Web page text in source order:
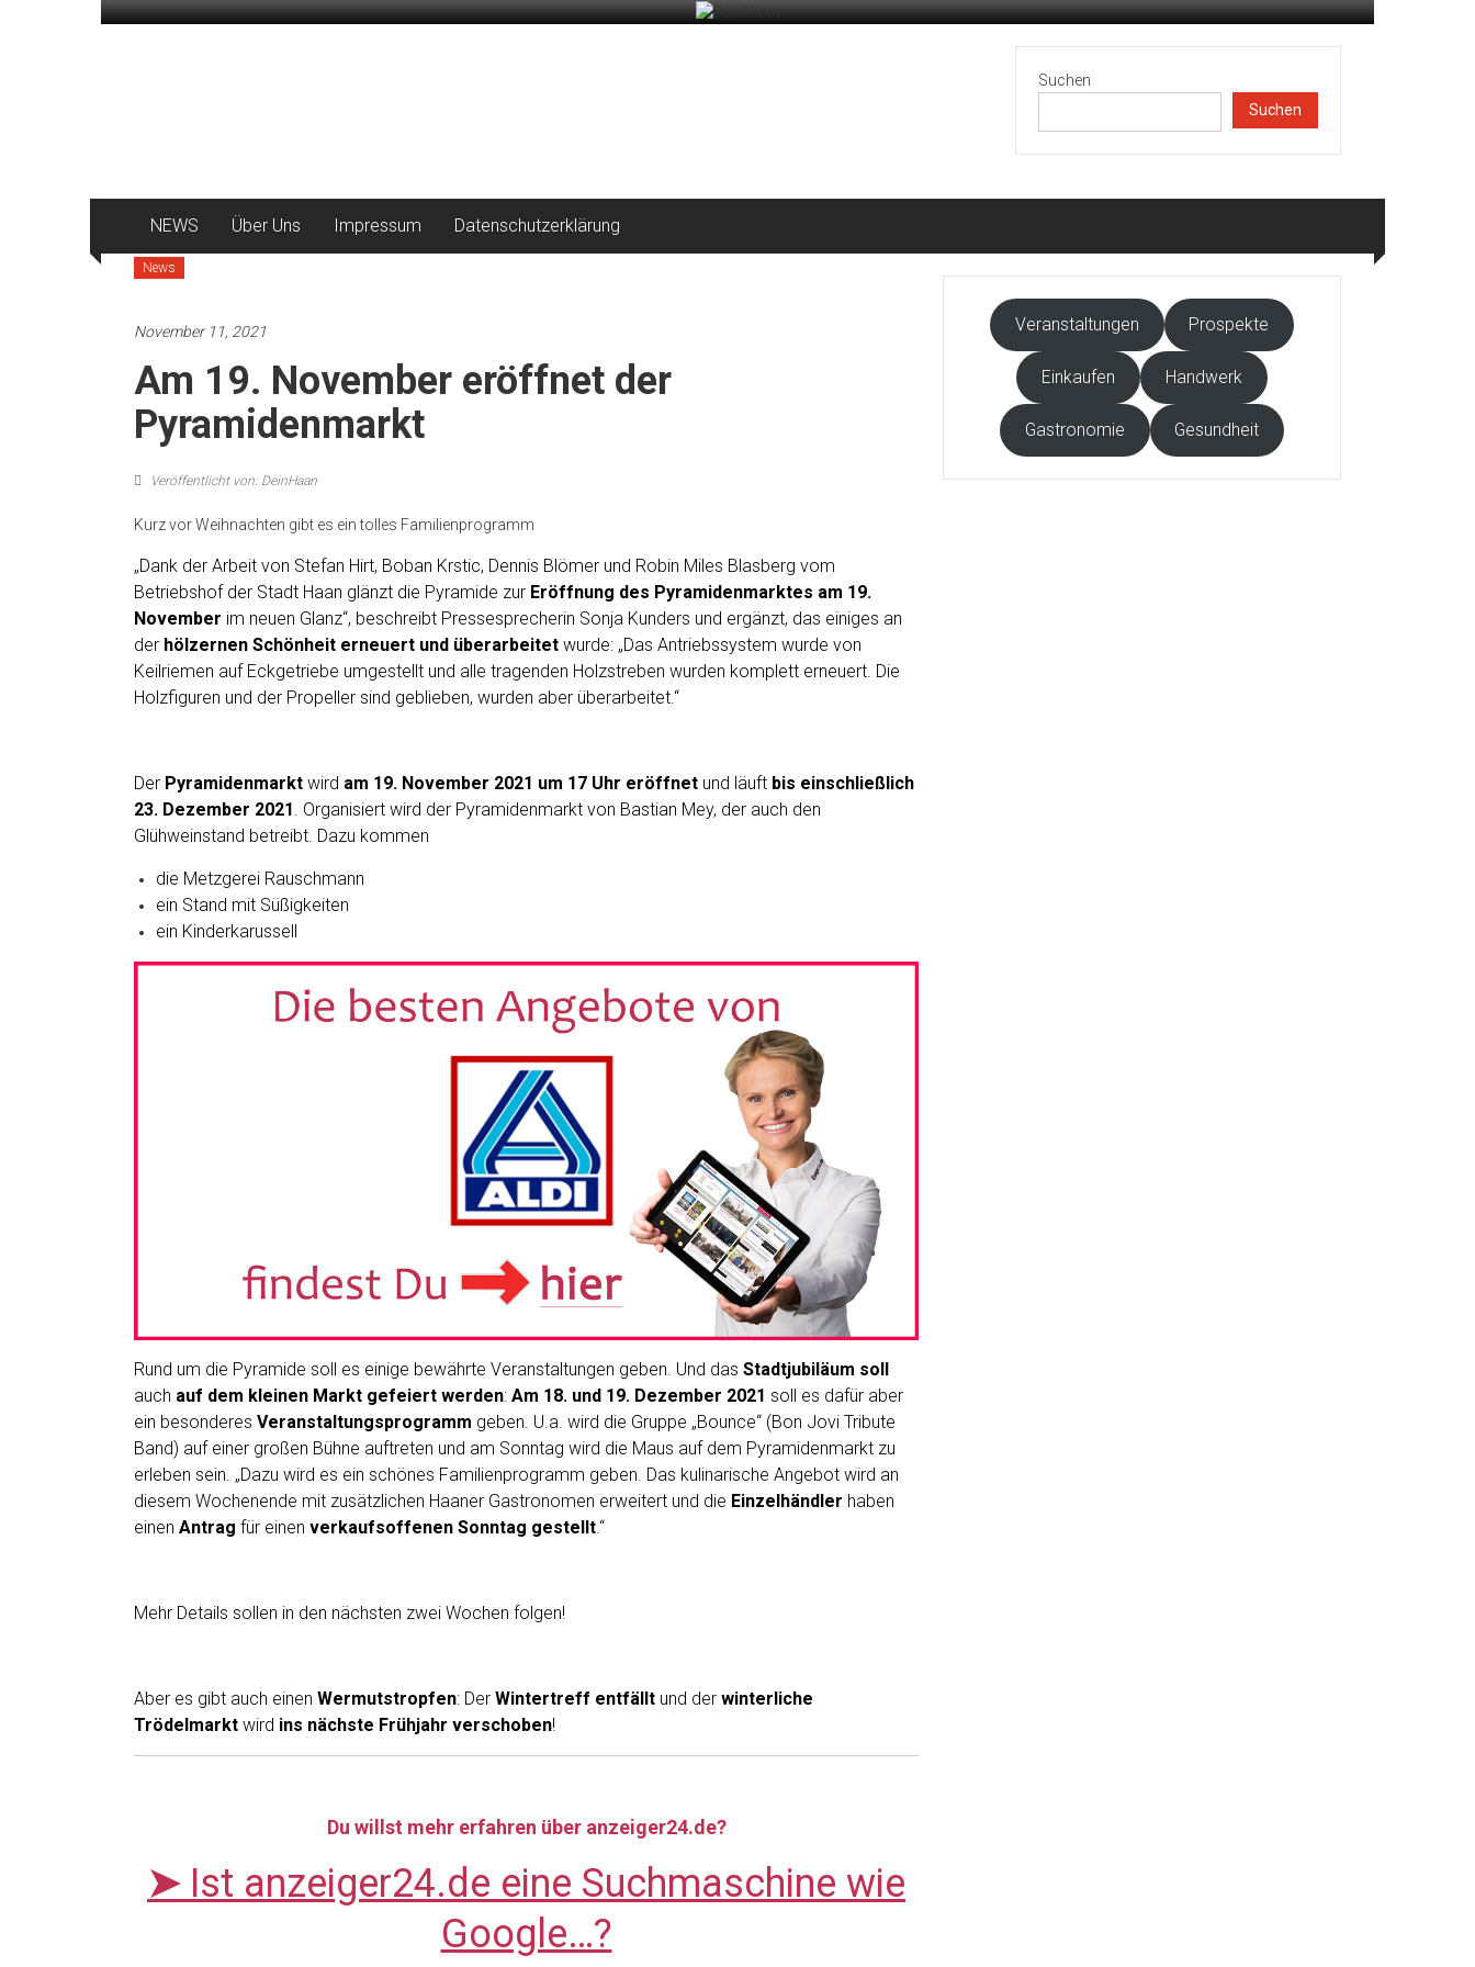
Zum
Suchen
Suchen
NEWS Über Uns Impressum Datenschutzerklärung
News
November 11, 2021
Am 19. November eröffnet der
Pyramidenmarkt
Veröffentlicht von: DeinHaan
Kurz vor Weihnachten gibt es ein tolles Familienprogramm
„Dank der Arbeit von Stefan Hirt, Boban Krstic, Dennis Blömer und Robin Miles Blasberg vom
Betriebshof der Stadt Haan glänzt die Pyramide zur Eröffnung des Pyramidenmarktes am 19.
November im neuen Glanz“, beschreibt Pressesprecherin Sonja Kunders und ergänzt, das einiges an
der hölzernen Schönheit erneuert und überarbeitet wurde: „Das Antriebssystem wurde von
Keilriemen auf Eckgetriebe umgestellt und alle tragenden Holzstreben wurden komplett erneuert. Die
Holzfiguren und der Propeller sind geblieben, wurden aber überarbeitet.“
Der Pyramidenmarkt wird am 19. November 2021 um 17 Uhr eröffnet und läuft bis einschließlich
23. Dezember 2021 . Organisiert wird der Pyramidenmarkt von Bastian Mey, der auch den
Glühweinstand betreibt. Dazu kommen
die Metzgerei Rauschmann
ein Stand mit Süßigkeiten
ein Kinderkarussell
Rund um die Pyramide soll es einige bewährte Veranstaltungen geben. Und das Stadtjubiläum soll
auch auf dem kleinen Markt gefeiert werden: Am 18. und 19. Dezember 2021 soll es dafür aber
ein besonderes Veranstaltungsprogramm geben. U.a. wird die Gruppe „Bounce“ (Bon Jovi Tribute
Band) auf einer großen Bühne auftreten und am Sonntag wird die Maus auf dem Pyramidenmarkt zu
erleben sein. „Dazu wird es ein schönes Familienprogramm geben. Das kulinarische Angebot wird an
diesem Wochenende mit zusätzlichen Haaner Gastronomen erweitert und die Einzelhändler haben
einen Antrag für einen verkaufsoffenen Sonntag gestellt.“
Mehr Details sollen in den nächsten zwei Wochen folgen!
Aber es gibt auch einen Wermutstropfen: Der Wintertreff entfällt und der winterliche
Trödelmarkt wird ins nächste Frühjahr verschoben!
Du willst mehr erfahren über anzeiger24.de?
➤ Ist anzeiger24.de eine Suchmaschine wie
Google…?
Veranstaltungen Prospekte
Einkaufen Handwerk
Gastronomie Gesundheit